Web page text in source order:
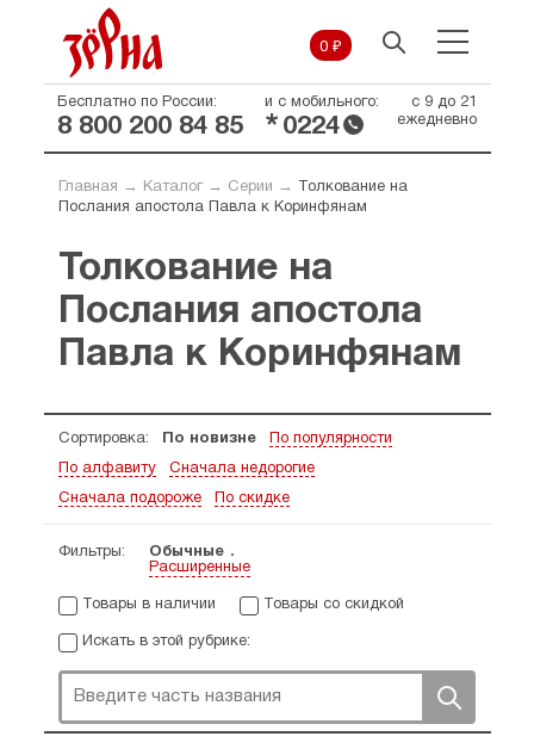
0 ₽
Бесплатно по России:
8 800 200 84 85
и с мобильного:
* 0224
с 9 до 21
ежедневно
Главная → Каталог→ Серии →
Толкование на
Послания апостола Павла к Коринфянам
Толкование на
Послания апостола
Павла к Коринфянам
Сортировка: По новизне По популярности
По алфавиту Сначала недорогие
Сначала подороже По скидке
Фильтры:
Обычные
Расширенные
Товары в наличии Товары со скидкой
Искать в этой рубрике: